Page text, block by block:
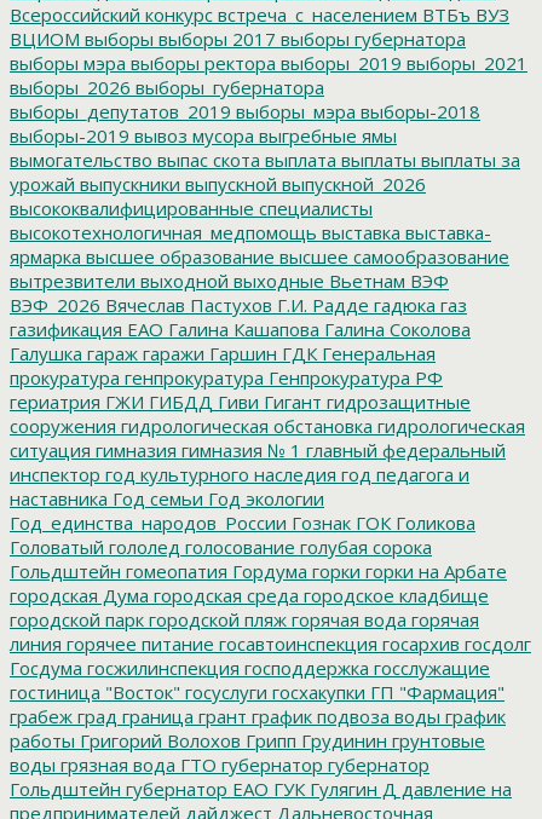
Всероссийский конкурс встреча_с_населением ВТБъ ВУЗ
ВЦИОМ выборы выборы 2017 выборы губернатора
выборы мэра выборы ректора выборы_2019 выборы_2021
выборы_2026 выборы_губернатора
выборы_депутатов_2019 выборы_мэра выборы-2018
выборы-2019 вывоз мусора выгребные ямы
вымогательство выпас скота выплата выплаты выплаты за
урожай выпускники выпускной выпускной_2026
высококвалифицированные специалисты
высокотехнологичная_медпомощь выставка выставка-
ярмарка высшее образование высшее самообразование
вытрезвители выходной выходные Вьетнам ВЭФ
ВЭФ_2026 Вячеслав Пастухов Г.И. Радде гадюка газ
газификация ЕАО Галина Кашапова Галина Соколова
Галушка гараж гаражи Гаршин ГДК Генеральная
прокуратура генпрокуратура Генпрокуратура РФ
гериатрия ГЖИ ГИБДД Гиви Гигант гидрозащитные
сооружения гидрологическая обстановка гидрологическая
ситуация гимназия гимназия № 1 главный федеральный
инспектор год культурного наследия год педагога и
наставника Год семьи Год экологии
Год_единства_народов_России Гознак ГОК Голикова
Головатый гололед голосование голубая сорока
Гольдштейн гомеопатия Гордума горки горки на Арбате
городская Дума городская среда городское кладбище
городской парк городской пляж горячая вода горячая
линия горячее питание госавтоинспекция госархив госдолг
Госдума госжилинспекция господдержка госслужащие
гостиница "Восток" госуслуги госхакупки ГП "Фармация"
грабеж град граница грант график подвоза воды график
работы Григорий Волохов Грипп Грудинин грунтовые
воды грязная вода ГТО губернатор губернатор
Гольдштейн губернатор ЕАО ГУК Гулягин Д давление на
предпринимателей дайджест Дальневосточная